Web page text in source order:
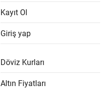
Kayıt Ol
Giriş yap
Döviz Kurları
Altın Fiyatları